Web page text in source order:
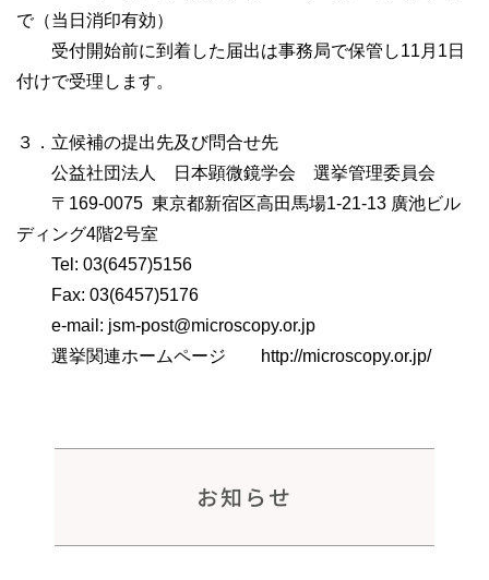
で（当日消印有効）
受付開始前に到着した届出は事務局で保管し11月1日
付けで受理します。
３．立候補の提出先及び問合せ先
公益社団法人 日本顕微鏡学会 選挙管理委員会
〒169-0075 東京都新宿区高田馬場1-21-13 廣池ビル
ディング4階2号室
Tel: 03(6457)5156
Fax: 03(6457)5176
e-mail: jsm-post@microscopy.or.jp
選挙関連ホームページ http://microscopy.or.jp/
お知らせ